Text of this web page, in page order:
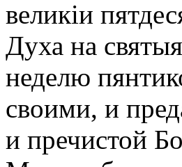
великіи
Духа на
неделю
своими, и
и пречистой